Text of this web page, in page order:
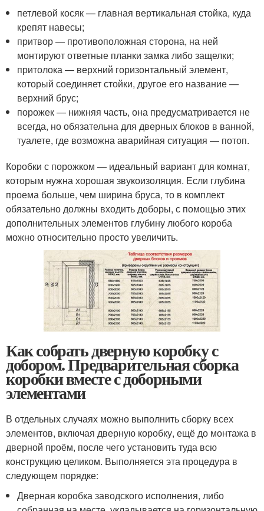
петлевой косяк — главная вертикальная стойка, куда
крепят навесы;
притвор — противоположная сторона, на ней
монтируют ответные планки замка либо защелки;
притолока — верхний горизонтальный элемент,
который соединяет стойки, другое его название —
верхний брус;
порожек — нижняя часть, она предусматривается не
всегда, но обязательна для дверных блоков в ванной,
туалете, где возможна аварийная ситуация — потоп.
Коробки с порожком — идеальный вариант для комнат,
которым нужна хорошая звукоизоляция. Если глубина
проема больше, чем ширина бруса, то в комплект
обязательно должны входить доборы, с помощью этих
дополнительных элементов глубину любого короба
можно относительно просто увеличить.
Как собрать дверную коробку с
добором. Предварительная сборка
коробки вместе с доборными
элементами
В отдельных случаях можно выполнить сборку всех
элементов, включая дверную коробку, ещё до монтажа в
дверной проём, после чего установить туда всю
конструкцию целиком. Выполняется эта процедура в
следующем порядке:
Дверная коробка заводского исполнения, либо